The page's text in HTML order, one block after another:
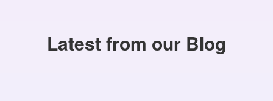
Latest from our Blog